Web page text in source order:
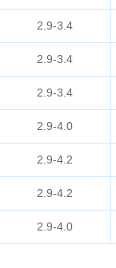
2.9-3.4
2.9-3.4
2.9-3.4
2.9-4.0
2.9-4.2
2.9-4.2
2.9-4.0